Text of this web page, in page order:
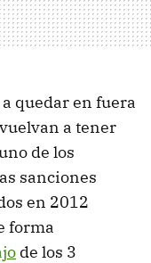
quedar en fuera
a tener
de los
sanciones
en 2012
forma
de los 3